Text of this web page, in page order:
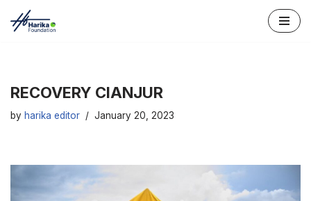
RECOVERY CIANJUR
by harika editor January 20, 2023